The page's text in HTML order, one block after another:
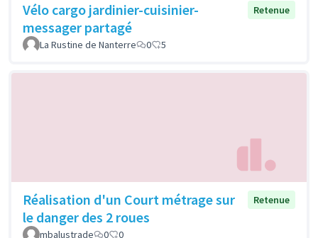
Vélo cargo jardinier-cuisinier-
messager partagé
Retenue
La Rustine de Nanterre 0 5
Réalisation d'un Court métrage sur
le danger des 2 roues
Retenue
mbalustrade 0 0